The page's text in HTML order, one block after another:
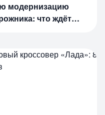
модернизацию
что ждёт